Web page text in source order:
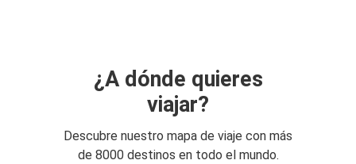
¿A dónde quieres
viajar?
Descubre nuestro mapa de viaje con más
de 8000 destinos en todo el mundo.